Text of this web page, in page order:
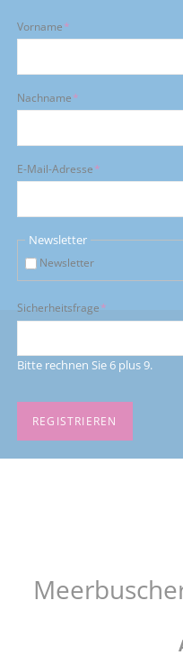
Pflichtfeld
Vorname*
Pflichtfeld
Nachname*
Pflichtfeld
E-Mail-Adresse*
Newsletter
Newsletter
Pflichtfeld
Sicherheitsfrage*
Bitte rechnen Sie 6 plus 9.
REGISTRIEREN